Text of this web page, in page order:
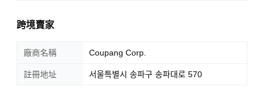
跨境賣家
廠商名稱 Coupang Corp.
註冊地址 서울특별시 송파구 송파대로 570